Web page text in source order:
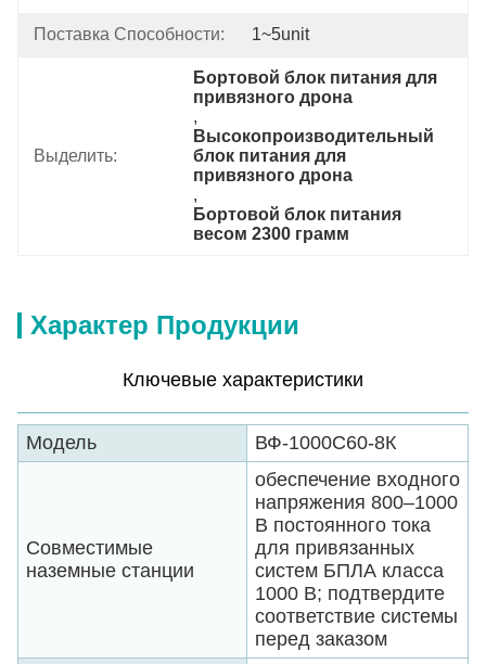
Поставка Способности: 1~5unit
Выделить:
Бортовой блок питания для
привязного дрона
,
Высокопроизводительный
блок питания для
привязного дрона
,
Бортовой блок питания
весом 2300 грамм
Характер Продукции
Ключевые характеристики
Модель ВФ-1000С60-8К
Совместимые
наземные станции
обеспечение входного
напряжения 800–1000
В постоянного тока
для привязанных
систем БПЛА класса
1000 В; подтвердите
соответствие системы
перед заказом